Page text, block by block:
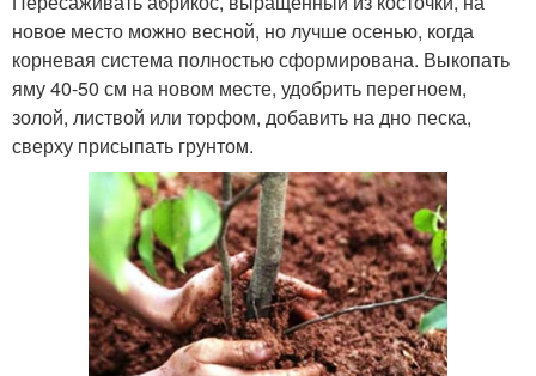
новое место можно весной, но лучше осенью, когда
корневая система полностью сформирована. Выкопать
яму 40-50 см на новом месте, удобрить перегноем,
золой, листвой или торфом, добавить на дно песка,
сверху присыпать грунтом.